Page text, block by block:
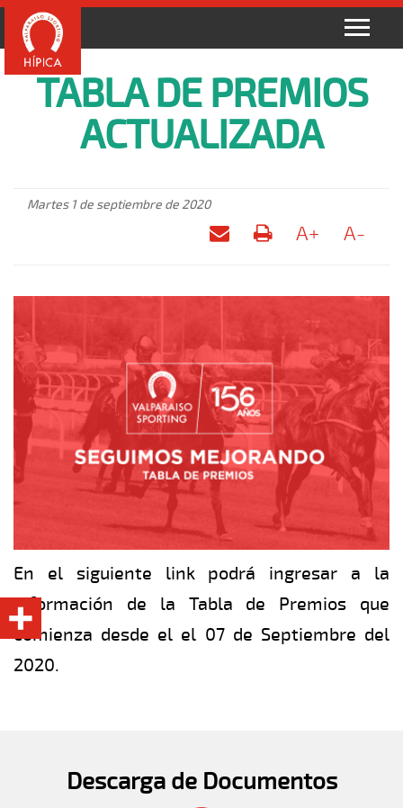
TABLA DE PREMIOS
ACTUALIZADA
Martes 1 de septiembre de 2020
A+ A-
En el siguiente link podrá ingresar a la
información de la Tabla de Premios que
comienza desde el el 07 de Septiembre del
2020.
Descarga de Documentos